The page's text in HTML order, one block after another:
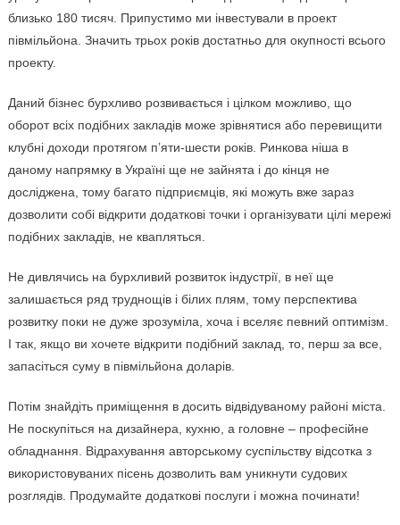
близько 180 тисяч. Припустимо ми інвестували в проект
півмільйона. Значить трьох років достатньо для окупності всього
проекту.
Даний бізнес бурхливо розвивається і цілком можливо, що
оборот всіх подібних закладів може зрівнятися або перевищити
клубні доходи протягом п’яти-шести років. Ринкова ніша в
даному напрямку в Україні ще не зайнята і до кінця не
досліджена, тому багато підприємців, які можуть вже зараз
дозволити собі відкрити додаткові точки і організувати цілі мережі
подібних закладів, не квапляться.
Не дивлячись на бурхливий розвиток індустрії, в неї ще
залишається ряд труднощів і білих плям, тому перспектива
розвитку поки не дуже зрозуміла, хоча і вселяє певний оптимізм.
І так, якщо ви хочете відкрити подібний заклад, то, перш за все,
запасіться суму в півмільйона доларів.
Потім знайдіть приміщення в досить відвідуваному районі міста.
Не поскупіться на дизайнера, кухню, а головне – професійне
обладнання. Відрахування авторському суспільству відсотка з
використовуваних пісень дозволить вам уникнути судових
розглядів. Продумайте додаткові послуги і можна починати!